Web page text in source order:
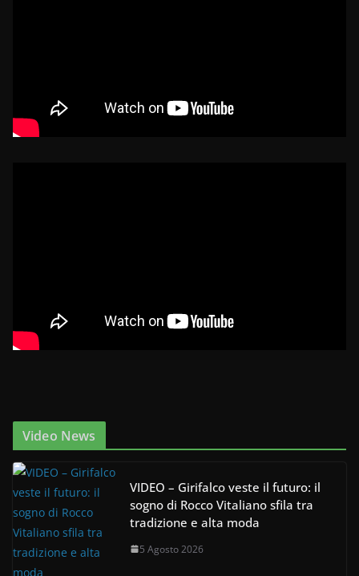
Video News
VIDEO – Girifalco veste il futuro: il
sogno di Rocco Vitaliano sfila tra
tradizione e alta moda
5 Agosto 2026